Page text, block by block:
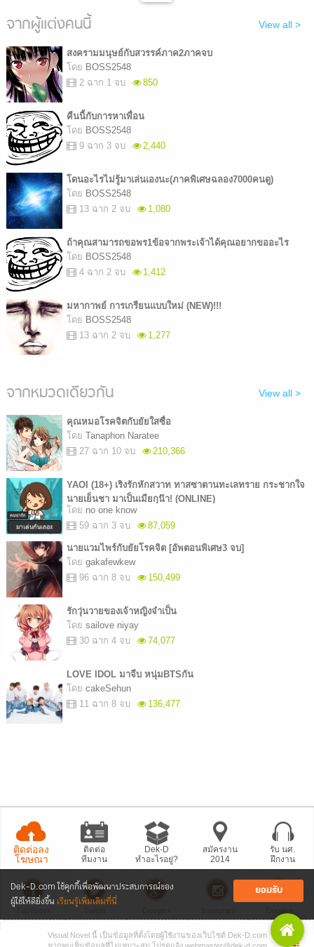
Dek-D.com ใช้คุกกี้เพื่อพัฒนาประสบการณ์ของ
ผู้ใช้ให้ดียิ่งขึ้น เรียนรู้เพิ่มเติมที่นี่
ยอมรับ
จากผู้แต่งคนนี้ View all >
สงครามมนุษย์กับสวรรค์ภาค2ภาคจบ
โดย BOSS2548
2 ฉาก 1 จบ
850
คืนนี้กับการหาเพื่อน
โดย BOSS2548
9 ฉาก 3 จบ
2,440
โดนอะไรไม่รู้มาเล่นเองนะ(ภาคพิเศษฉลอง7000คนดู)
โดย BOSS2548
13 ฉาก 2 จบ
1,080
ถ้าคุณสามารถขอพร1ข้อจากพระเจ้าได้คุณอยากขออะไร
โดย BOSS2548
4 ฉาก 2 จบ
1,412
มหากาพย์ การเกรียนแบบใหม่ (NEW)!!!
โดย BOSS2548
13 ฉาก 2 จบ
1,277
จากหมวดเดียวกัน View all >
คุณหมอโรคจิตกับยัยใสซื่อ
โดย Tanaphon Naratee
27 ฉาก 10 จบ
210,366
YAOI (18+) เริงรักหักสวาท ทาสซาตานทะเลทราย กระชากใจ
นายเย็นชา มาเป็นเมียกุน๊า! (ONLINE)
โดย no one know
59 ฉาก 3 จบ
87,059
นายแวมไพร์กับยัยโรคจิต [อัพตอนพิเศษ3 จบ]
โดย gakafewkew
96 ฉาก 8 จบ
150,499
รักวุ่นวายของเจ้าหญิงจำเป็น
โดย sailove niyay
30 ฉาก 4 จบ
74,077
LOVE IDOL มาจีบ หนุ่มBTSกัน
โดย cakeSehun
11 ฉาก 8 จบ
136,477
ติดต่อลง
โฆษณา
ติดต่อ
ทีมงาน
Dek-D
ทำอะไรอยู่?
สมัครงาน
2014
รับ นศ.
ฝึกงาน
• แจ้งปัญหาเว็บไซต์ • Dek-D เป็นข่าว
• เที่ยวออฟฟิศ Dek-D
Visual Novel นี้ เป็นข้อมูลที่ตั้งโดยผู้ใช้งานของเว็บไซต์ Dek-D.com